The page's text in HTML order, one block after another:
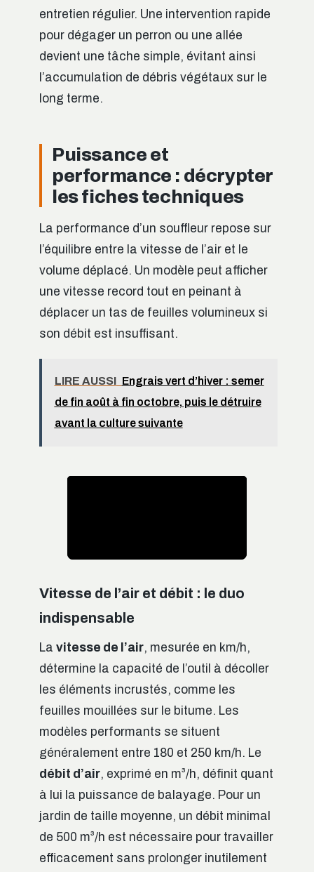
entretien régulier. Une intervention rapide
pour dégager un perron ou une allée
devient une tâche simple, évitant ainsi
l’accumulation de débris végétaux sur le
long terme.
Puissance et
performance : décrypter
les fiches techniques
La performance d’un souffleur repose sur
l’équilibre entre la vitesse de l’air et le
volume déplacé. Un modèle peut afficher
une vitesse record tout en peinant à
déplacer un tas de feuilles volumineux si
son débit est insuffisant.
LIRE AUSSI Engrais vert d’hiver : semer
de fin août à fin octobre, puis le détruire
avant la culture suivante
Vitesse de l’air et débit : le duo
indispensable
La vitesse de l’air, mesurée en km/h,
détermine la capacité de l’outil à décoller
les éléments incrustés, comme les
feuilles mouillées sur le bitume. Les
modèles performants se situent
généralement entre 180 et 250 km/h. Le
débit d’air, exprimé en m³/h, définit quant
à lui la puissance de balayage. Pour un
jardin de taille moyenne, un débit minimal
de 500 m³/h est nécessaire pour travailler
efficacement sans prolonger inutilement